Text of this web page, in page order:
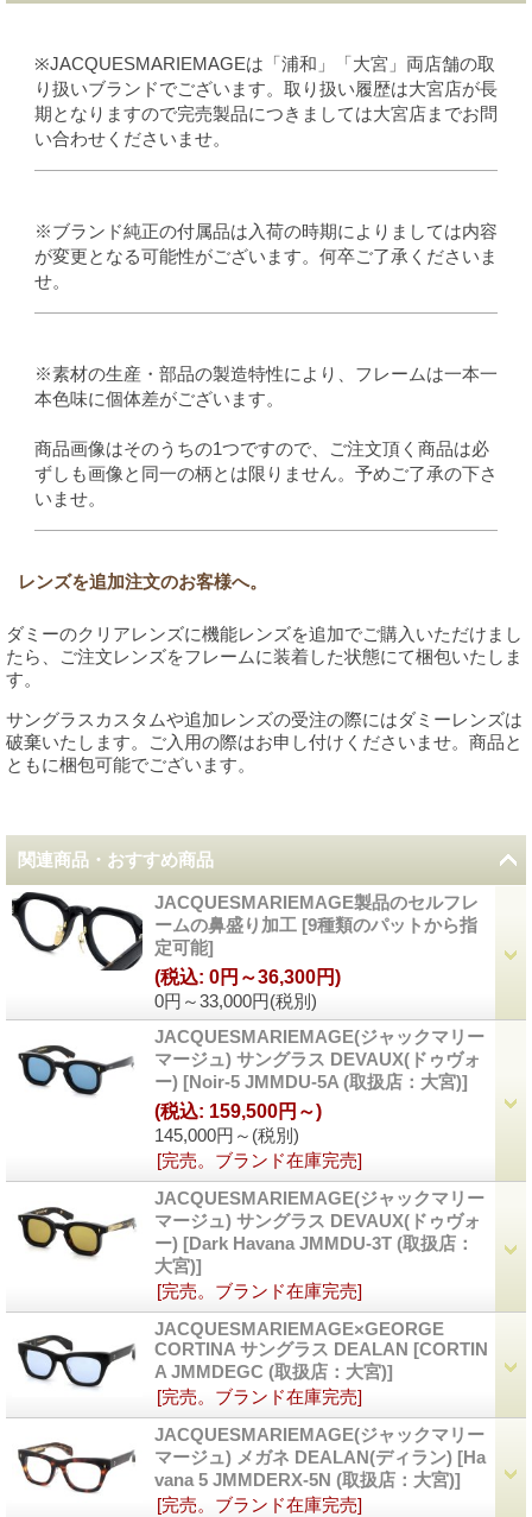
※JACQUESMARIEMAGEは「浦和」「大宮」両店舗の取
り扱いブランドでございます。取り扱い履歴は大宮店が長
期となりますので完売製品につきましては大宮店までお問
い合わせくださいませ。
※ブランド純正の付属品は入荷の時期によりましては内容
が変更となる可能性がございます。何卒ご了承くださいま
せ。
※素材の生産・部品の製造特性により、フレームは一本一
本色味に個体差がございます。
商品画像はそのうちの1つですので、ご注文頂く商品は必
ずしも画像と同一の柄とは限りません。予めご了承の下さ
いませ。
レンズを追加注文のお客様へ。
ダミーのクリアレンズに機能レンズを追加でご購入いただけまし
たら、ご注文レンズをフレームに装着した状態にて梱包いたしま
す。
サングラスカスタムや追加レンズの受注の際にはダミーレンズは
破棄いたします。ご入用の際はお申し付けくださいませ。商品と
ともに梱包可能でございます。
関連商品・おすすめ商品
JACQUESMARIEMAGE製品のセルフレ
ームの鼻盛り加工 [9種類のパットから指
定可能]
0円～33,000円(税別)
(税込: 0円～36,300円)
JACQUESMARIEMAGE(ジャックマリー
マージュ) サングラス DEVAUX(ドゥヴォ
ー) [Noir-5 JMMDU-5A (取扱店：大宮)]
145,000円～ (税別)
(税込: 159,500円～)
[完売。ブランド在庫完売]
JACQUESMARIEMAGE(ジャックマリー
マージュ) サングラス DEVAUX(ドゥヴォ
ー) [Dark Havana JMMDU-3T (取扱店：
大宮)]
[完売。ブランド在庫完売]
JACQUESMARIEMAGE×GEORGE
CORTINA サングラス DEALAN [CORTIN
A JMMDEGC (取扱店：大宮)]
[完売。ブランド在庫完売]
JACQUESMARIEMAGE(ジャックマリー
マージュ) メガネ DEALAN(ディラン) [Ha
vana 5 JMMDERX-5N (取扱店：大宮)]
[完売。ブランド在庫完売]